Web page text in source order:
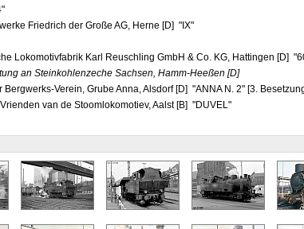
Friedrich der Große AG, Herne [D] "IX"
Lokomotivfabrik Karl Reuschling GmbH & Co. KG, Hattingen [D]
an Steinkohlenzeche Sachsen, Hamm-Heeßen [D]
Bergwerks-Verein, Grube Anna, Alsdorf [D] "ANNA N. 2" [3.
van de Stoomlokomotiev, Aalst [B] "DUVEL"